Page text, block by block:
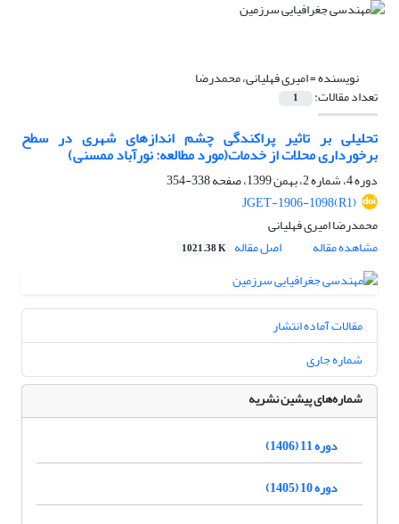
نویسنده =امیری فهلیانی، محمدرضا
تعداد مقالات: 1
تحلیلی بر تاثیر پراکندگی چشم اندازهای شهری در سطح
برخورداری محلات از خدمات(مورد مطالعه: نورآباد ممسنی)
دوره 4، شماره 2، بهمن 1399، صفحه
338-354
JGET-1906-1098(R1)
محمدرضا امیری فهلیانی
مشاهده مقاله
اصل مقاله 1021.38 K
مقالات آماده انتشار
شماره جاری
شماره‌های پیشین نشریه
دوره 11 (1406)
دوره 10 (1405)